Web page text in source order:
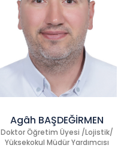
Agâh BAŞDEĞİRMEN
Doktor Öğretim Üyesi /Lojistik/
Yüksekokul Müdür Yardımcısı